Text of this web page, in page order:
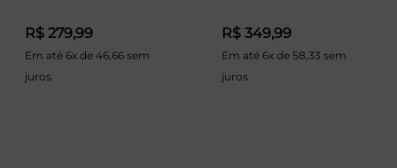
R$ 279,99
Em até 6x de 46,66 sem
juros
R$ 349,99
Em até 6x de 58,33 sem
juros